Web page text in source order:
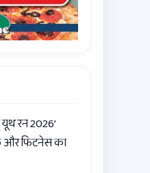
रन 2026’
और फिटनेस का